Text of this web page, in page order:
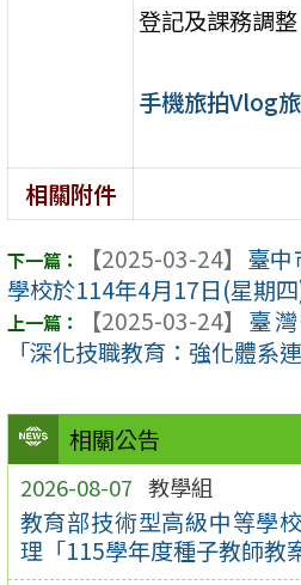
相關公告
2026-08-07 教學組
教育部技術型高級中等學
理「115學年度種子教師教
登記及課務調整
手機旅拍Vlog
相關附件
【2025-03-24】 臺
學校於114年4月17日(星期
【2025-03-24】 臺
「深化技職教育：強化體系